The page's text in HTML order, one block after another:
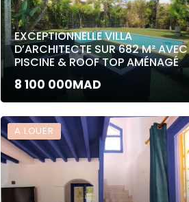
EXCEPTIONNELLE VILLA
D’ARCHITECTE SUR 682 M² AVEC
PISCINE & ROOF TOP AMÉNAGÉ
8 100 000MAD
A LOUER